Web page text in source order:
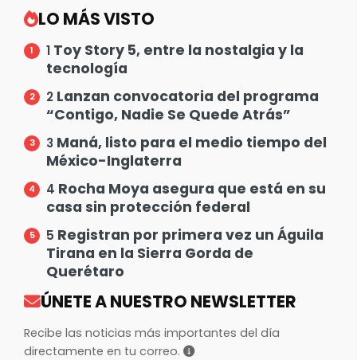
LO MÁS VISTO
1 Toy Story 5, entre la nostalgia y la
tecnología
2 Lanzan convocatoria del programa
“Contigo, Nadie Se Quede Atrás”
3 Maná, listo para el medio tiempo del
México-Inglaterra
4 Rocha Moya asegura que está en su
casa sin protección federal
5 Registran por primera vez un Águila
Tirana en la Sierra Gorda de
Querétaro
ÚNETE A NUESTRO NEWSLETTER
Recibe las noticias más importantes del día
directamente en tu correo.